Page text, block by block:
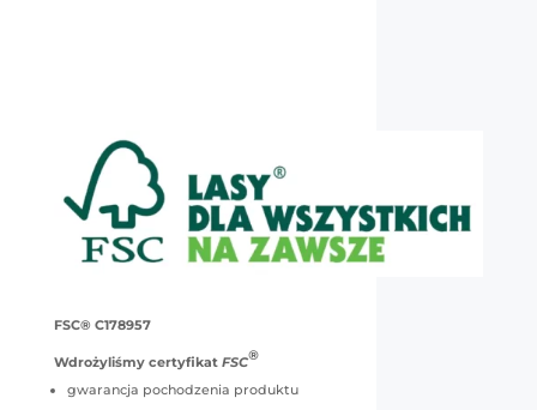
FSC® C178957
Wdrożyliśmy certyfikat FSC®
gwarancja pochodzenia produktu